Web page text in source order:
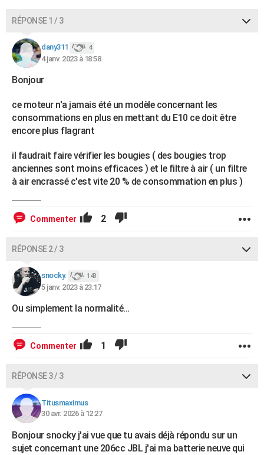
RÉPONSE 1 / 3
dany311 4
4 janv. 2023 à 18:58
Bonjour
ce moteur n'a jamais été un modèle concernant les
consommations en plus en mettant du E10 ce doit être
encore plus flagrant
il faudrait faire vérifier les bougies ( des bougies trop
anciennes sont moins efficaces ) et le filtre à air ( un filtre
à air encrassé c'est vite 20 % de consommation en plus )
Commenter 2
RÉPONSE 2 / 3
snocky. 143
5 janv. 2023 à 23:17
Ou simplement la normalité...
Commenter 1
RÉPONSE 3 / 3
Titusmaximus
30 avr. 2026 à 12:27
Bonjour snocky j'ai vue que tu avais déjà répondu sur un
sujet concernant une 206cc JBL j'ai ma batterie neuve qui